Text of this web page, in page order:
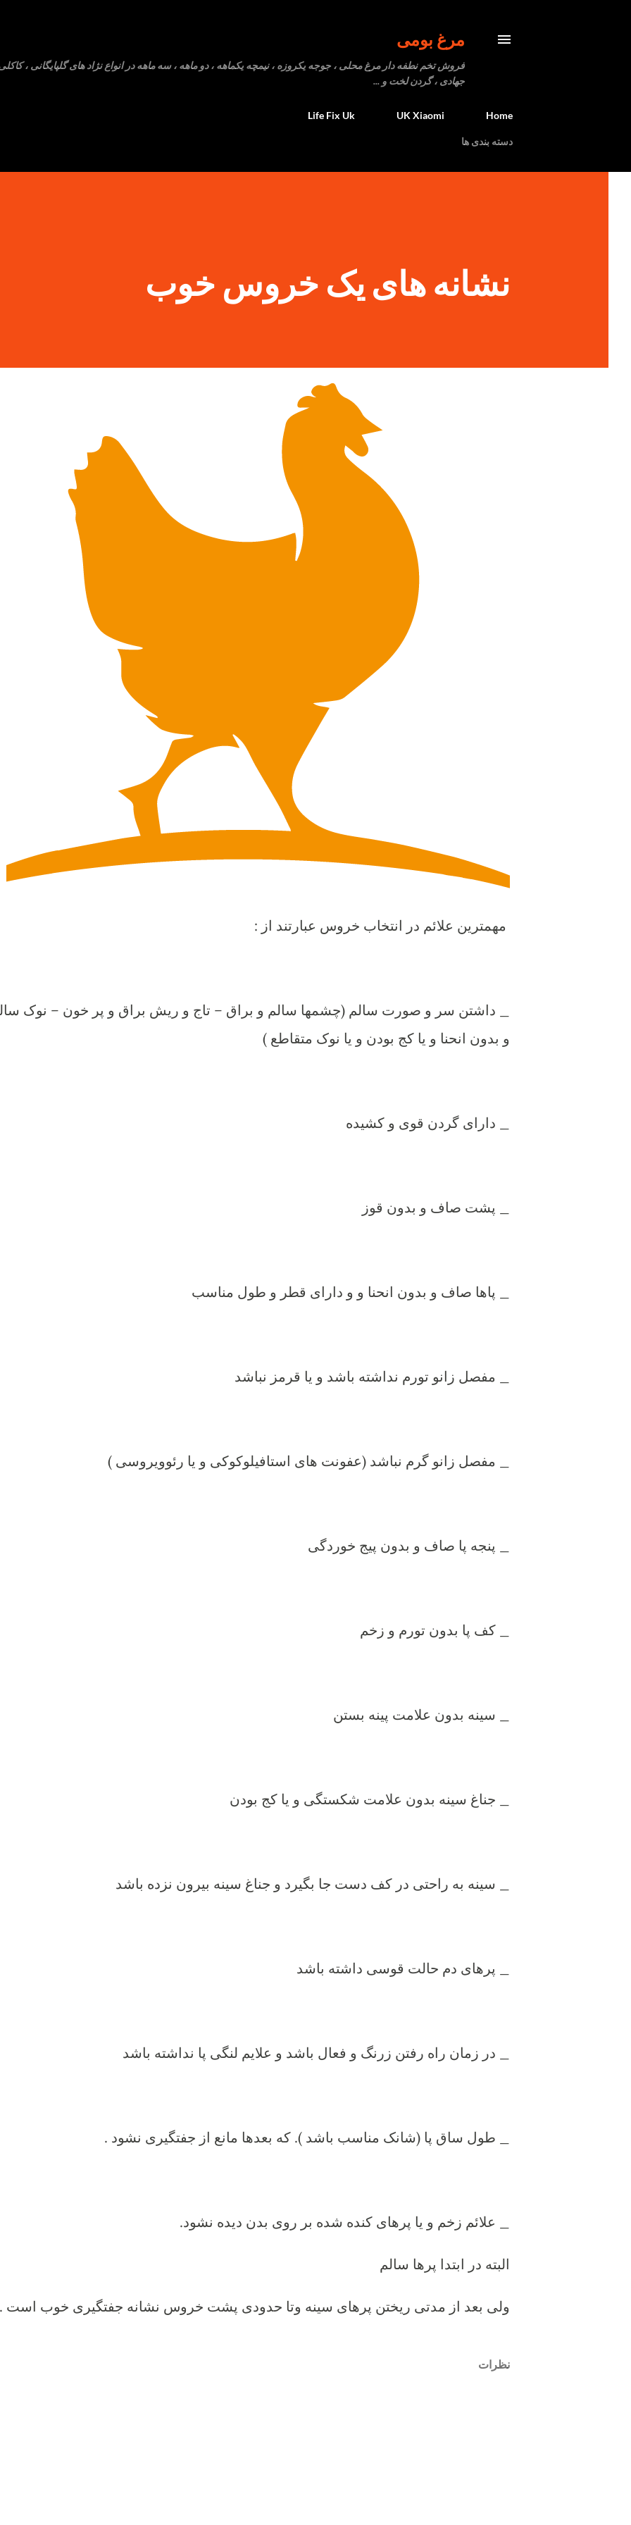
مرغ بومی
فروش تخم نطفه دار مرغ محلی ، جوجه یکروزه ، نیمچه یکماهه ، دو ماهه ، سه ماهه در انواع نژاد های گلپایگانی ،
جهادی ، گردن لخت و ...
Home
UK Xiaomi
Life Fix Uk
دسته بندی ها
نشانه های یک خروس خوب
مهمترین علائم در انتخاب خروس عبارتند از :
_ داشتن سر و صورت سالم (چشمها سالم و براق – تاج و ریش براق و پر خون – نوک
و بدون انحنا و یا کج بودن و یا نوک متقاطع )
_ دارای گردن قوی و کشیده
_ پشت صاف و بدون قوز
_ پاها صاف و بدون انحنا و و دارای قطر و طول مناسب
_ مفصل زانو تورم نداشته باشد و یا قرمز نباشد
_ مفصل زانو گرم نباشد (عفونت های استافیلوکوکی و یا رئوویروسی )
_ پنجه پا صاف و بدون پیج خوردگی
_ کف پا بدون تورم و زخم
_ سینه بدون علامت پینه بستن
_ جناغ سینه بدون علامت شکستگی و یا کج بودن
_ سینه به راحتی در کف دست جا بگیرد و جناغ سینه بیرون نزده باشد
_ پرهای دم حالت قوسی داشته باشد
_ در زمان راه رفتن زرنگ و فعال باشد و علایم لنگی پا نداشته باشد
_ طول ساق پا (شانک مناسب باشد ). که بعدها مانع از جفتگیری نشود .
_ علائم زخم و یا پرهای کنده شده بر روی بدن دیده نشود.
البته در ابتدا پرها سالم
ولی بعد از مدتی ریختن پرهای سینه وتا حدودی پشت خروس نشانه جفتگیری خوب است .
نظرات